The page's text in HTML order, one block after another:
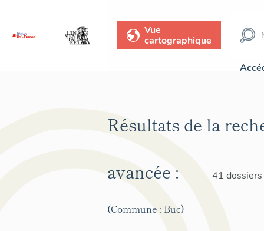
Vue
cartographique
Résultats de la
avancée :
41 dossiers
(Commune : Buc)